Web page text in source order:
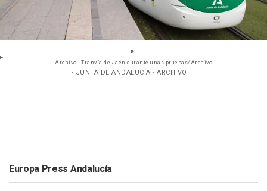
Archivo - Tranvía de Jaén durante unas pruebas/Archivo
- JUNTA DE ANDALUCÍA - ARCHIVO
Europa Press Andalucía